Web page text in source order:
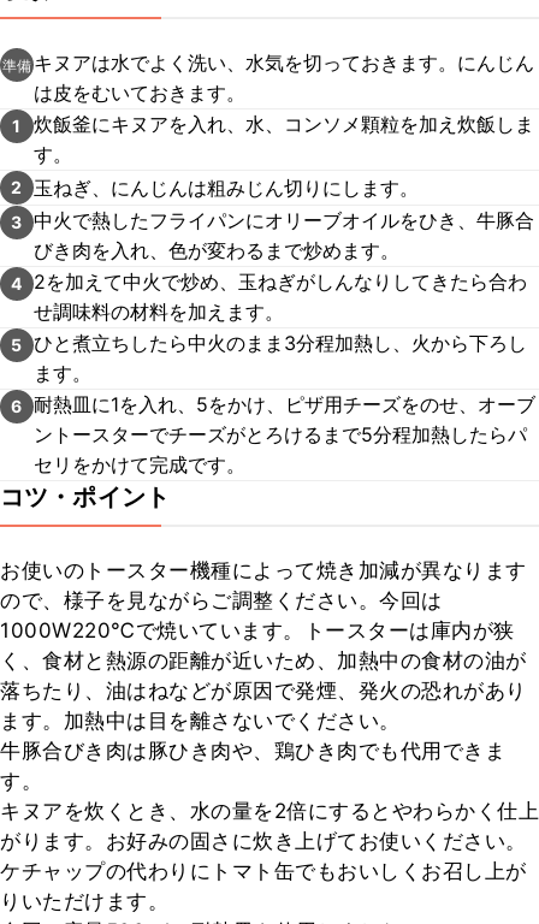
準備 キヌアは水でよく洗い、水気を切っておきます。にんじん
は皮をむいておきます。
1
炊飯釜にキヌアを入れ、水、コンソメ顆粒を加え炊飯しま
す。
2 玉ねぎ、にんじんは粗みじん切りにします。
3 中火で熱したフライパンにオリーブオイルをひき、牛豚合
びき肉を入れ、色が変わるまで炒めます。
4
2を加えて中火で炒め、玉ねぎがしんなりしてきたら合わ
せ調味料の材料を加えます。
5 ひと煮立ちしたら中火のまま3分程加熱し、火から下ろし
ます。
6 耐熱皿に1を入れ、5をかけ、ピザ用チーズをのせ、オーブ
ントースターでチーズがとろけるまで5分程加熱したらパ
セリをかけて完成です。
コツ・ポイント
お使いのトースター機種によって焼き加減が異なります
ので、様子を見ながらご調整ください。今回は
1000W220℃で焼いています。トースターは庫内が狭
く、食材と熱源の距離が近いため、加熱中の食材の油が
落ちたり、油はねなどが原因で発煙、発火の恐れがあり
ます。加熱中は目を離さないでください。
牛豚合びき肉は豚ひき肉や、鶏ひき肉でも代用できま
す。
キヌアを炊くとき、水の量を2倍にするとやわらかく仕上
がります。お好みの固さに炊き上げてお使いください。
ケチャップの代わりにトマト缶でもおいしくお召し上が
りいただけます。